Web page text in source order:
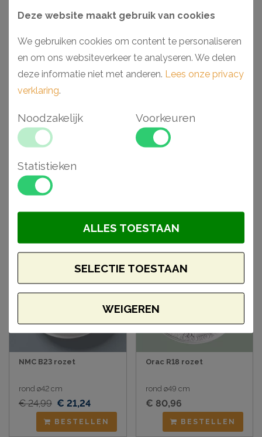
Orac R17 rozet
rond ø47 cm
€ 90,29
Aanbieding
NMC B27 rozet
Aanbieding
NMC B23 rozet
rond ø42 cm
€ 24,99 € 21,24
BESTELLEN
Orac R18 rozet
rond ø49 cm
€ 80,96
BESTELLEN
Deze website maakt gebruik van cookies
We gebruiken cookies om content te personaliseren
en om ons websiteverkeer te analyseren. We delen
deze informatie niet met anderen. Lees onze privacy
verklaring.
Noodzakelijk Voorkeuren
Statistieken
WEIGEREN
SELECTIE TOESTAAN
ALLES TOESTAAN